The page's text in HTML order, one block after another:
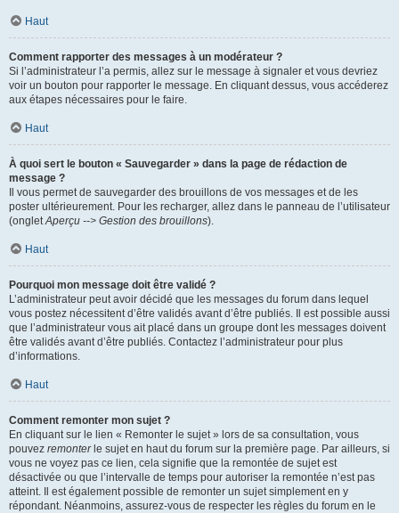
Haut
Comment rapporter des messages à un modérateur ?
Si l’administrateur l’a permis, allez sur le message à signaler et vous devriez
voir un bouton pour rapporter le message. En cliquant dessus, vous accéderez
aux étapes nécessaires pour le faire.
Haut
À quoi sert le bouton « Sauvegarder » dans la page de rédaction de
message ?
Il vous permet de sauvegarder des brouillons de vos messages et de les
poster ultérieurement. Pour les recharger, allez dans le panneau de l’utilisateur
(ongletAperçu --> Gestion des brouillons).
Haut
Pourquoi mon message doit être validé ?
L’administrateur peut avoir décidé que les messages du forum dans lequel
vous postez nécessitent d’être validés avant d’être publiés. Il est possible aussi
que l’administrateur vous ait placé dans un groupe dont les messages doivent
être validés avant d’être publiés. Contactez l’administrateur pour plus
d’informations.
Haut
Comment remonter mon sujet ?
En cliquant sur le lien « Remonter le sujet » lors de sa consultation, vous
pouvez remonterle sujet en haut du forum sur la première page. Par ailleurs, si
vous ne voyez pas ce lien, cela signifie que la remontée de sujet est
désactivée ou que l’intervalle de temps pour autoriser la remontée n’est pas
atteint. Il est également possible de remonter un sujet simplement en y
répondant. Néanmoins, assurez-vous de respecter les règles du forum en le